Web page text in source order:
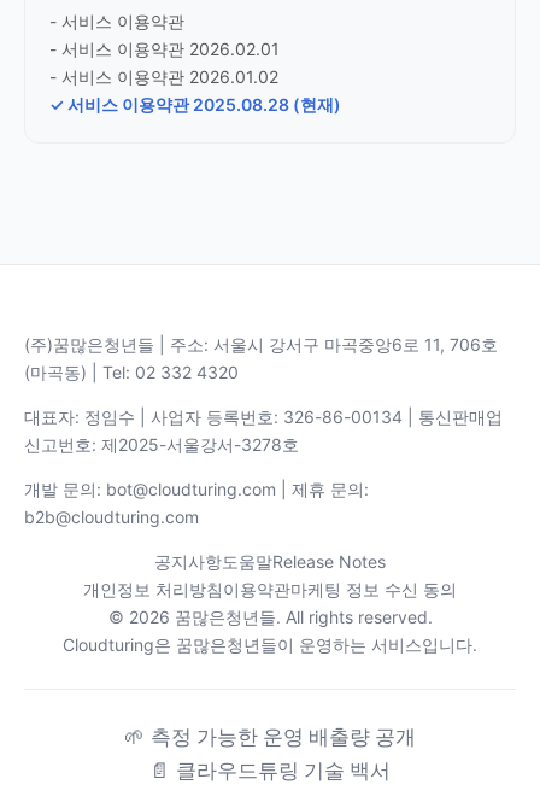
- 서비스 이용약관
- 서비스 이용약관 2026.02.01
- 서비스 이용약관 2026.01.02
✓ 서비스 이용약관 2025.08.28 (현재)
(주)꿈많은청년들 | 주소: 서울시 강서구 마곡중앙6로 11, 706호
(마곡동) | Tel: 02 332 4320
대표자: 정임수 | 사업자 등록번호: 326-86-00134 | 통신판매업
신고번호: 제2025-서울강서-3278호
개발 문의: bot@cloudturing.com | 제휴 문의:
b2b@cloudturing.com
공지사항도움말Release Notes
개인정보 처리방침이용약관마케팅 정보 수신 동의
© 2026 꿈많은청년들. All rights reserved.
Cloudturing은 꿈많은청년들이 운영하는 서비스입니다.
🌱 측정 가능한 운영 배출량 공개
📄 클라우드튜링 기술 백서